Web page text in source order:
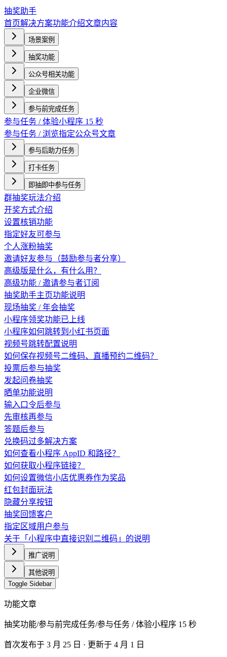
抽奖助手
首页解决方案功能介绍文章内容
场景案例
抽奖功能
公众号相关功能
企业微信
参与前完成任务
参与任务 / 体验小程序 15 秒
参与任务 / 浏览指定公众号文章
参与后助力任务
打卡任务
即抽即中参与任务
群抽奖玩法介绍
开奖方式介绍
设置核销功能
指定好友可参与
个人涨粉抽奖
邀请好友参与（鼓励参与者分享）
高级版是什么，有什么用？
高级功能 / 邀请参与者订阅
抽奖助手主页功能说明
现场抽奖 / 年会抽奖
小程序领奖功能已上线
小程序如何跳转到小红书页面
视频号跳转配置说明
如何保存视频号二维码、直播预约二维码？
投票后参与抽奖
发起问卷抽奖
晒单功能说明
输入口令后参与
先审核再参与
答题后参与
兑换码过多解决方案
如何查看小程序 AppID 和路径？
如何获取小程序链接？
如何设置微信小店优惠券作为奖品
红包封面玩法
隐藏分享按钮
抽奖回馈客户
指定区域用户参与
关于「小程序中直接识别二维码」的说明
推广说明
其他说明
Toggle Sidebar
功能文章
抽奖功能/参与前完成任务/参与任务 / 体验小程序 15 秒
首次发布于 3 月 25 日 · 更新于 4 月 1 日